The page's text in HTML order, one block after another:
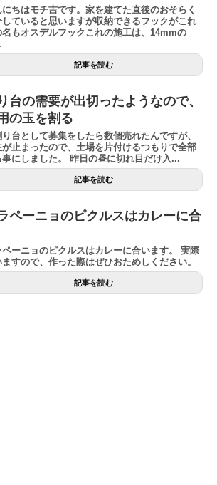
にちはモチ吉です。家を建てた直後のおそらく
していると思いますが収納できるフックがこれ
名もオスデルフックこれの施工は、14mmの
記事を読む
台の需要が出切ったようなので、
の玉を割る
台として募集をしたら数個売れたんですが、
が止まったので、土場を片付けるつもりで全部
事にしました。 昨日の昼に切れ目だけ入...
記事を読む
ペーニョのピクルスはカレーに合
ペーニョのピクルスはカレーに合います。 実際
ますので、作った際はぜひおためしください。
記事を読む